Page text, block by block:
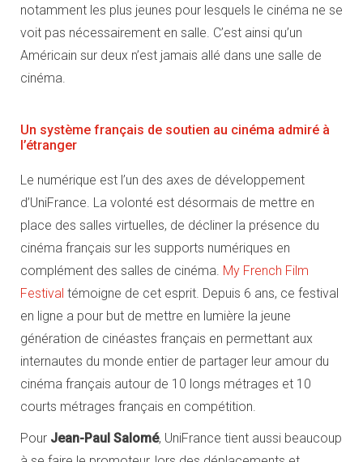
notamment les plus jeunes pour lesquels le cinéma ne se
voit pas nécessairement en salle. C’est ainsi qu’un
Américain sur deux n’est jamais allé dans une salle de
cinéma.
Un système français de soutien au cinéma admiré à
l’étranger
Le numérique est l’un des axes de développement
d’UniFrance. La volonté est désormais de mettre en
place des salles virtuelles, de décliner la présence du
cinéma français sur les supports numériques en
complément des salles de cinéma. My French Film
Festival témoigne de cet esprit. Depuis 6 ans, ce festival
en ligne a pour but de mettre en lumière la jeune
génération de cinéastes français en permettant aux
internautes du monde entier de partager leur amour du
cinéma français autour de 10 longs métrages et 10
courts métrages français en compétition.
Pour Jean-Paul Salomé, UniFrance tient aussi beaucoup